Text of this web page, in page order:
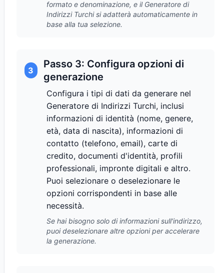
formato e denominazione, e il Generatore di
Indirizzi Turchi si adatterà automaticamente in
base alla tua selezione.
3
Passo 3: Configura opzioni di
generazione
Configura i tipi di dati da generare nel
Generatore di Indirizzi Turchi, inclusi
informazioni di identità (nome, genere,
età, data di nascita), informazioni di
contatto (telefono, email), carte di
credito, documenti d'identità, profili
professionali, impronte digitali e altro.
Puoi selezionare o deselezionare le
opzioni corrispondenti in base alle
necessità.
Se hai bisogno solo di informazioni sull'indirizzo,
puoi deselezionare altre opzioni per accelerare
la generazione.